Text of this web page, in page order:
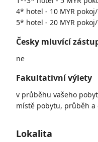
4* hotel - 10 MYR
5* hotel - 20 MYR
Česky mluvící
ne
Fakultativní výlety
v průběhu vašeho
místě pobytu, průběh
Lokalita